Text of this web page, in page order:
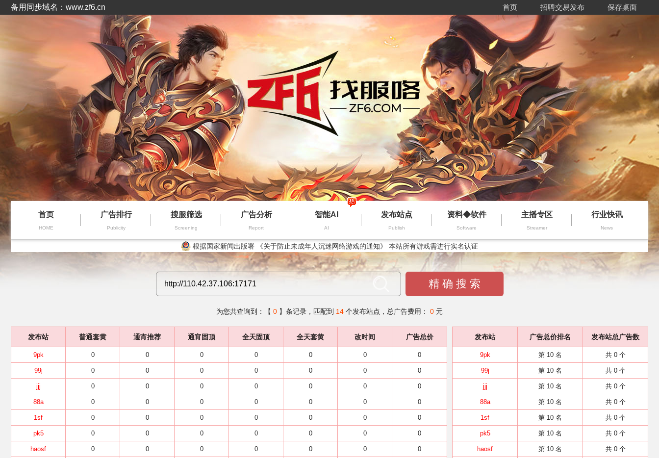
备用同步域名：www.zf6.cn 首页 招聘交易发布 保存桌面
首页
HOME
广告排行
Publicity
搜服筛选
Screening
广告分析
Report
智能AI
AI
发布站点
Publish
资料◆软件
Software
主播专区
Streamer
行业快讯
News
根据国家新闻出版署 《关于防止未成年人沉迷网络游戏的通知》 本站所有游戏需进行实名认证
精 确 搜 索
为您共查询到：【 0 】条记录，匹配到 14 个发布站点，总广告费用： 0 元
发布站 普通套黄 通宵推荐 通宵固顶 全天固顶 全天套黄 改时间 广告总价
9pk 0 0 0 0 0 0 0
99j 0 0 0 0 0 0 0
jjj 0 0 0 0 0 0 0
88a 0 0 0 0 0 0 0
1sf 0 0 0 0 0 0 0
pk5 0 0 0 0 0 0 0
haosf 0 0 0 0 0 0 0
发布站 广告总价排名 发布站总广告数
9pk 第 10 名 共 0 个
99j 第 10 名 共 0 个
jjj 第 10 名 共 0 个
88a 第 10 名 共 0 个
1sf 第 10 名 共 0 个
pk5 第 10 名 共 0 个
haosf 第 10 名 共 0 个